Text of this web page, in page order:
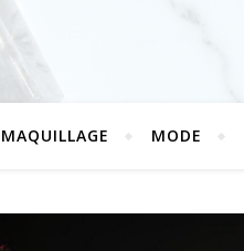
MAQUILLAGE MODE